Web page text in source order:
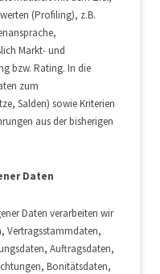
(Profiling), z.B.
Markt- und
bzw. Rating. In die
zum
Salden) sowie Kriterien
aus der bisherigen
Daten
Daten verarbeiten wir
Vertragsstammdaten,
Auftragsdaten,
Bonitätsdaten,